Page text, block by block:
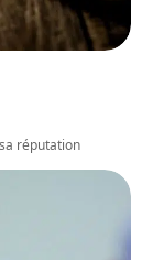
réputation